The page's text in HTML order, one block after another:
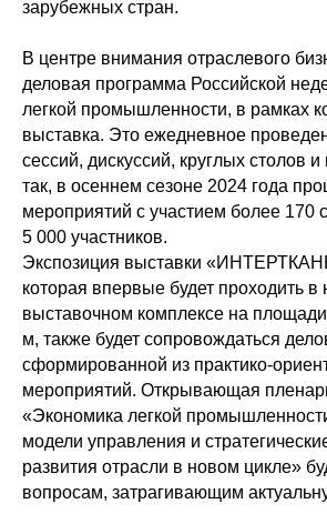
зарубежных стран.
В центре внимания отраслевого
деловая программа Российской
легкой промышленности, в рамках
выставка. Это ежедневное
сессий, дискуссий, круглых столов
так, в осеннем сезоне 2024 года
мероприятий с участием более 170
5 000 участников.
Экспозиция выставки
которая впервые будет проходить в
выставочном комплексе на
м, также будет сопровождаться
сформированной из практико-
мероприятий. Открывающая
«Экономика легкой
модели управления и
развития отрасли в новом цикле»
вопросам, затрагивающим